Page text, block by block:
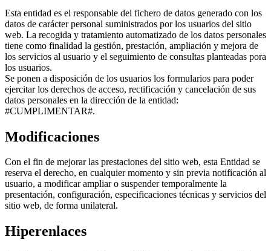
Esta entidad es el responsable del fichero de datos generado con los
datos de carácter personal suministrados por los usuarios del sitio
web. La recogida y tratamiento automatizado de los datos personales
tiene como finalidad la gestión, prestación, ampliación y mejora de
los servicios al usuario y el seguimiento de consultas planteadas pora
los usuarios.
Se ponen a disposición de los usuarios los formularios para poder
ejercitar los derechos de acceso, rectificación y cancelación de sus
datos personales en la dirección de la entidad:
#CUMPLIMENTAR#.
Modificaciones
Con el fin de mejorar las prestaciones del sitio web, esta Entidad se
reserva el derecho, en cualquier momento y sin previa notificación al
usuario, a modificar ampliar o suspender temporalmente la
presentación, configuración, especificaciones técnicas y servicios del
sitio web, de forma unilateral.
Hiperenlaces